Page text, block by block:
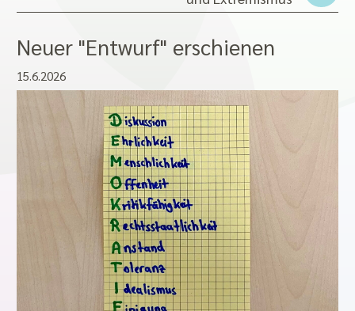
Neuer "Entwurf" erschienen
15.6.2026